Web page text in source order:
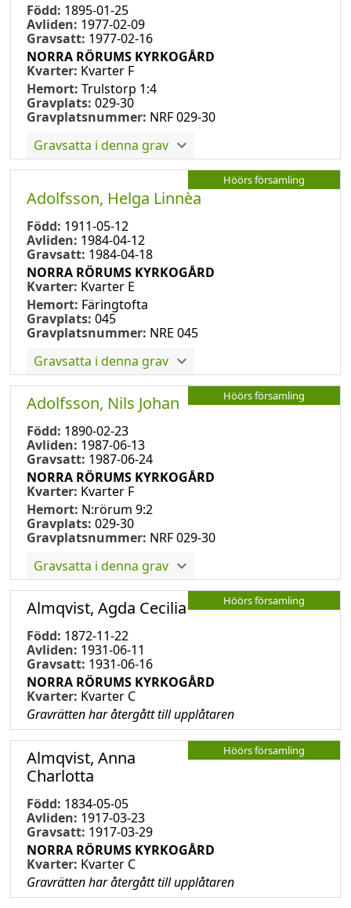
Född: 1895-01-25
Avliden: 1977-02-09
Gravsatt: 1977-02-16
NORRA RÖRUMS KYRKOGÅRD
Kvarter: Kvarter F
Hemort: Trulstorp 1:4
Gravplats: 029-30
Gravplatsnummer: NRF 029-30
Gravsatta i denna grav
Höörs församling
Adolfsson, Helga Linnèa
Född: 1911-05-12
Avliden: 1984-04-12
Gravsatt: 1984-04-18
NORRA RÖRUMS KYRKOGÅRD
Kvarter: Kvarter E
Hemort: Färingtofta
Gravplats: 045
Gravplatsnummer: NRE 045
Gravsatta i denna grav
Höörs församling
Adolfsson, Nils Johan
Född: 1890-02-23
Avliden: 1987-06-13
Gravsatt: 1987-06-24
NORRA RÖRUMS KYRKOGÅRD
Kvarter: Kvarter F
Hemort: N:rörum 9:2
Gravplats: 029-30
Gravplatsnummer: NRF 029-30
Gravsatta i denna grav
Höörs församling
Almqvist, Agda Cecilia
Född: 1872-11-22
Avliden: 1931-06-11
Gravsatt: 1931-06-16
NORRA RÖRUMS KYRKOGÅRD
Kvarter: Kvarter C
Gravrätten har återgått till upplåtaren
Höörs församling
Almqvist, Anna
Charlotta
Född: 1834-05-05
Avliden: 1917-03-23
Gravsatt: 1917-03-29
NORRA RÖRUMS KYRKOGÅRD
Kvarter: Kvarter C
Gravrätten har återgått till upplåtaren